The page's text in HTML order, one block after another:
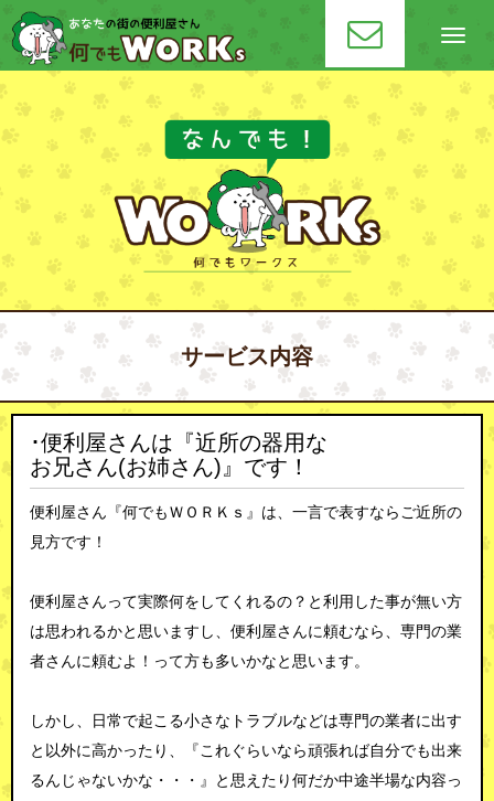
N
v
サービス内容
･便利屋さんは『近所の器用な
お兄さん(お姉さん)』です！
便利屋さん『何でもＷＯＲＫｓ』は、一言で表すならご近所の
見方です！
便利屋さんって実際何をしてくれるの？と利用した事が無い方
は思われるかと思いますし、便利屋さんに頼むなら、専門の業
者さんに頼むよ！って方も多いかなと思います。
しかし、日常で起こる小さなトラブルなどは専門の業者に出す
と以外に高かったり、『これぐらいなら頑張れば自分でも出来
るんじゃないかな・・・』と思えたり何だか中途半場な内容っ